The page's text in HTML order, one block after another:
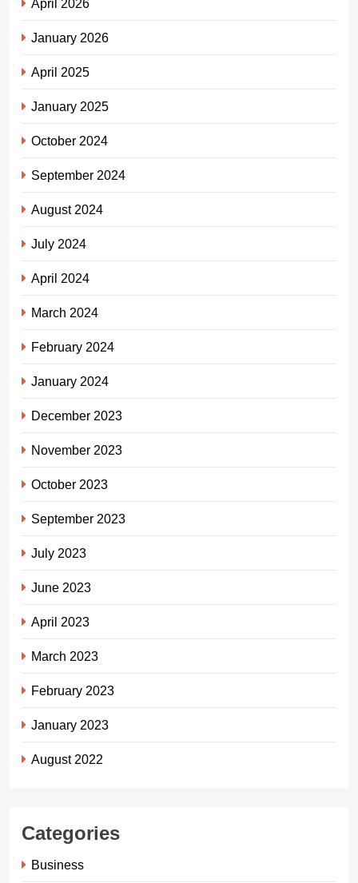
April 2026
January 2026
April 2025
January 2025
October 2024
September 2024
August 2024
July 2024
April 2024
March 2024
February 2024
January 2024
December 2023
November 2023
October 2023
September 2023
July 2023
June 2023
April 2023
March 2023
February 2023
January 2023
August 2022
Categories
Business